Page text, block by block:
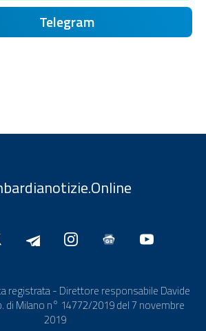
Telegram
registrata - Direttore responsabile Davide
di Milano n° 14772/2019 del 7 novembre
2019